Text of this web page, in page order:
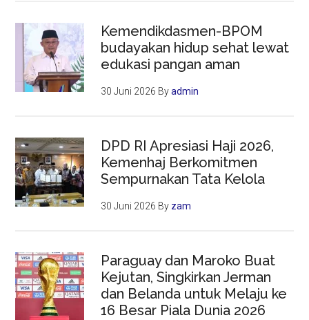
Kemendikdasmen-BPOM
budayakan hidup sehat lewat
edukasi pangan aman
30 Juni 2026 Byadmin
DPD RI Apresiasi Haji 2026,
Kemenhaj Berkomitmen
Sempurnakan Tata Kelola
30 Juni 2026 By zam
Paraguay dan Maroko Buat
Kejutan, Singkirkan Jerman
dan Belanda untuk Melaju ke
16 Besar Piala Dunia 2026